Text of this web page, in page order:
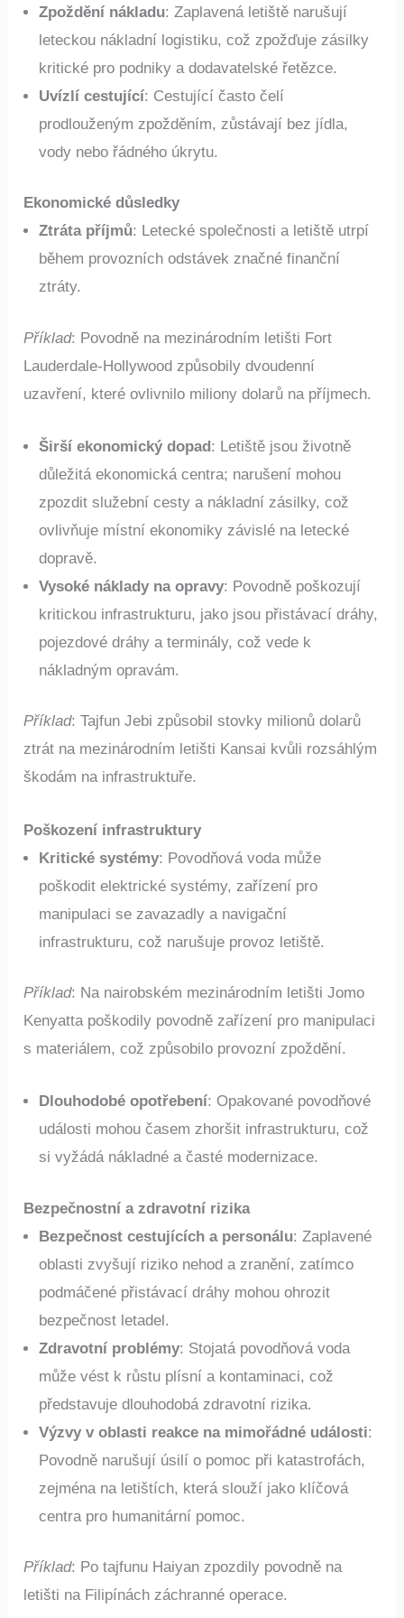
Zpoždění nákladu: Zaplavená letiště narušují
leteckou nákladní logistiku, což zpožďuje zásilky
kritické pro podniky a dodavatelské řetězce.
Uvízlí cestující: Cestující často čelí
prodlouženým zpožděním, zůstávají bez jídla,
vody nebo řádného úkrytu.
Ekonomické důsledky
Ztráta příjmů: Letecké společnosti a letiště utrpí
během provozních odstávek značné finanční
ztráty.
Příklad: Povodně na mezinárodním letišti Fort
Lauderdale-Hollywood způsobily dvoudenní
uzavření, které ovlivnilo miliony dolarů na příjmech.
Širší ekonomický dopad: Letiště jsou životně
důležitá ekonomická centra; narušení mohou
zpozdit služební cesty a nákladní zásilky, což
ovlivňuje místní ekonomiky závislé na letecké
dopravě.
Vysoké náklady na opravy: Povodně poškozují
kritickou infrastrukturu, jako jsou přistávací dráhy,
pojezdové dráhy a terminály, což vede k
nákladným opravám.
Příklad: Tajfun Jebi způsobil stovky milionů dolarů
ztrát na mezinárodním letišti Kansai kvůli rozsáhlým
škodám na infrastruktuře.
Poškození infrastruktury
Kritické systémy: Povodňová voda může
poškodit elektrické systémy, zařízení pro
manipulaci se zavazadly a navigační
infrastrukturu, což narušuje provoz letiště.
Příklad: Na nairobském mezinárodním letišti Jomo
Kenyatta poškodily povodně zařízení pro manipulaci
s materiálem, což způsobilo provozní zpoždění.
Dlouhodobé opotřebení: Opakované povodňové
události mohou časem zhoršit infrastrukturu, což
si vyžádá nákladné a časté modernizace.
Bezpečnostní a zdravotní rizika
Bezpečnost cestujících a personálu: Zaplavené
oblasti zvyšují riziko nehod a zranění, zatímco
podmáčené přistávací dráhy mohou ohrozit
bezpečnost letadel.
Zdravotní problémy: Stojatá povodňová voda
může vést k růstu plísní a kontaminaci, což
představuje dlouhodobá zdravotní rizika.
Výzvy v oblasti reakce na mimořádné události:
Povodně narušují úsilí o pomoc při katastrofách,
zejména na letištích, která slouží jako klíčová
centra pro humanitární pomoc.
Příklad: Po tajfunu Haiyan zpozdily povodně na
letišti na Filipínách záchranné operace.